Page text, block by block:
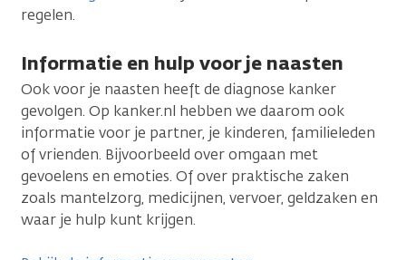
regelen.
Informatie en hulp voor je naasten
Ook voor je naasten heeft de diagnose kanker
gevolgen. Op kanker.nl hebben we daarom ook
informatie voor je partner, je kinderen, familieleden
of vrienden. Bijvoorbeeld over omgaan met
gevoelens en emoties. Of over praktische zaken
zoals mantelzorg, medicijnen, vervoer, geldzaken en
waar je hulp kunt krijgen.